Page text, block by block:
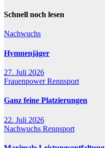
Schnell noch lesen
Nachwuchs
Hymnenjäger
27. Juli 2026
FrauenpowerRennsport
Ganz feine Platzierungen
22. Juli 2026
Nachwuchs Rennsport